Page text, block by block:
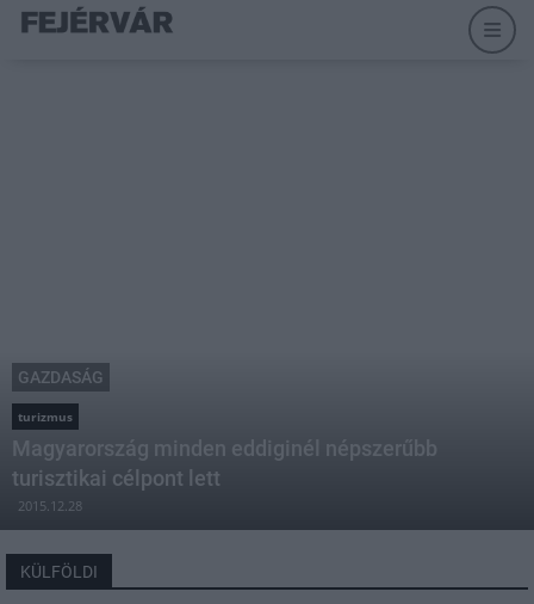
GAZDASÁG
turizmus
Magyarország minden eddiginél népszerűbb
turisztikai célpont lett
2015.12.28
KÜLFÖLDI